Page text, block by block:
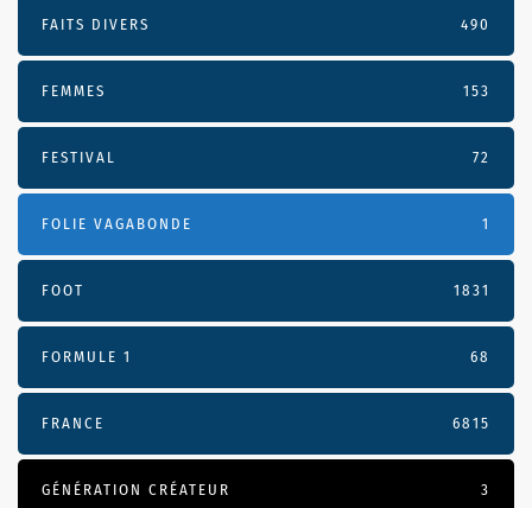
FAITS DIVERS 490
FEMMES 153
FESTIVAL 72
FOLIE VAGABONDE 1
FOOT 1831
FORMULE 1 68
FRANCE 6815
GÉNÉRATION CRÉATEUR 3